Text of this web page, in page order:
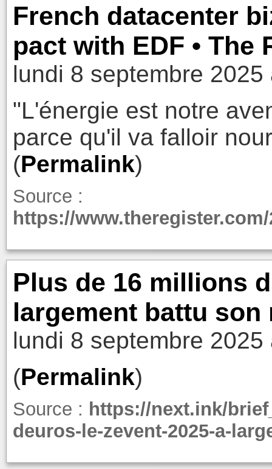
French datacenter
pact with EDF • The
lundi 8 septembre 2025
"L'énergie est notre
parce qu'il va falloir
(Permalink)
Source :
https://
Plus de 16 millions
largement battu son
lundi 8 septembre 2025
(Permalink)
Source : https://next.ink/
deuros-le-zevent-2025-a-